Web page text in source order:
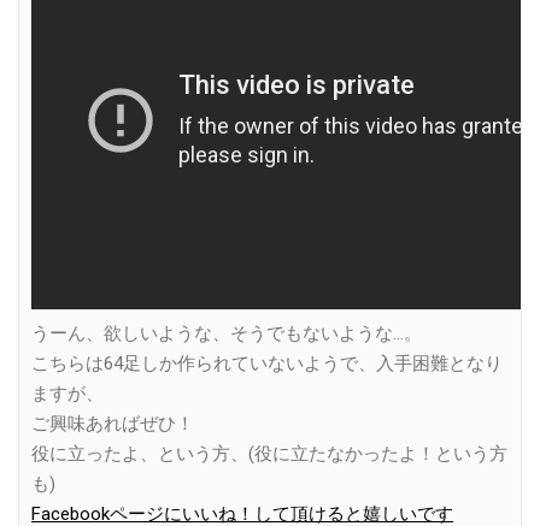
うーん、欲しいような、そうでもないような…。
こちらは64足しか作られていないようで、入手困難となり
ますが、
ご興味あればぜひ！
役に立ったよ、という方、(役に立たなかったよ！という方
も)
Facebookページにいいね！して頂けると嬉しいです